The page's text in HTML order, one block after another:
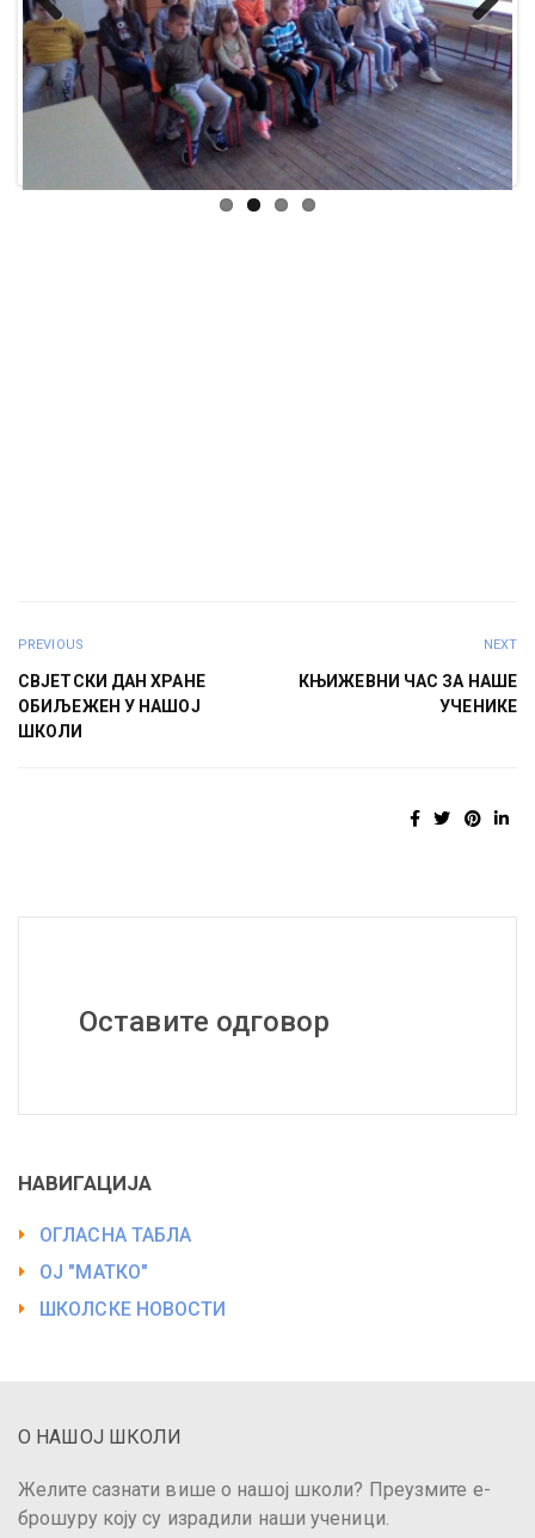
Previ
ous
Next
PREVIOUS
СВЈЕТСКИ ДАН ХРАНЕ
ОБИЉЕЖЕН У НАШОЈ
ШКОЛИ
NEXT
КЊИЖЕВНИ ЧАС ЗА НАШЕ
УЧЕНИКЕ
Оставите одговор
НАВИГАЦИЈА
ОГЛАСНА ТАБЛА
ОЈ "МАТКО"
ШКОЛСКЕ НОВОСТИ
О НАШОЈ ШКОЛИ
Желите сазнати више о нашој школи? Преузмите е-
брошуру коју су израдили наши ученици.